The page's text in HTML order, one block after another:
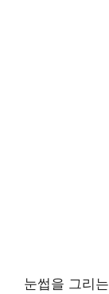
눈썹을 그리